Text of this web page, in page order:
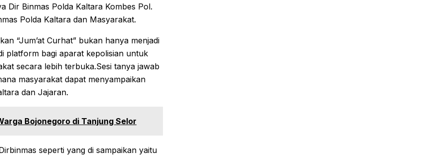
Dir Binmas Polda Kaltara Kombes Pol.
Polda Kaltara dan Masyarakat.
“Jum’at Curhat” bukan hanya menjadi
platform bagi aparat kepolisian untuk
secara lebih terbuka.Sesi tanya jawab
masyarakat dapat menyampaikan
dan Jajaran.
Bojonegoro di Tanjung Selor
seperti yang di sampaikan yaitu